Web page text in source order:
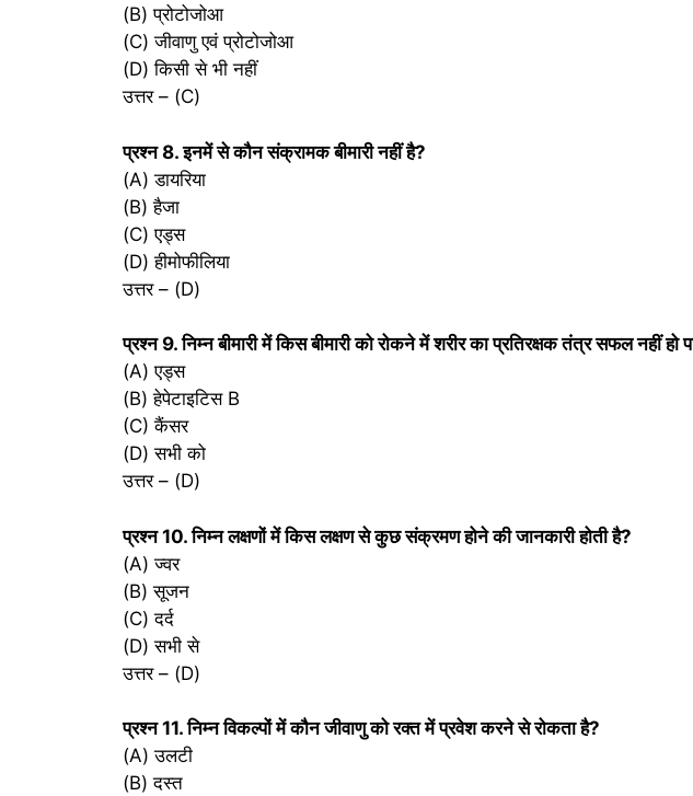
(B) प्रोटोजोआ
(C) जीवाणु एवं प्रोटोजोआ
(D) किसी से भी नहीं
उत्तर – (C)
प्रश्‍न 8. इनमें से कौन संक्रामक बीमारी नहीं है?
(A) डायरिया
(B) हैजा
(C) एड्स
(D) हीमोफीलिया
उत्तर – (D)
प्रश्‍न 9. निम्न बीमारी में किस बीमारी को रोकने में शरीर का प्रतिरक्षक तंत्र सफल नहीं हो
(A) एड्स
(B) हेपेटाइटिस B
(C) कैंसर
(D) सभी को
उत्तर – (D)
प्रश्‍न 10. निम्न लक्षणों में किस लक्षण से कुछ संक्रमण होने की जानकारी होती है?
(A) ज्वर
(B) सूजन
(C) दर्द
(D) सभी से
उत्तर – (D)
प्रश्‍न 11. निम्न विकल्पों में कौन जीवाणु को रक्त में प्रवेश करने से रोकता है?
(A) उलटी
(B) दस्त